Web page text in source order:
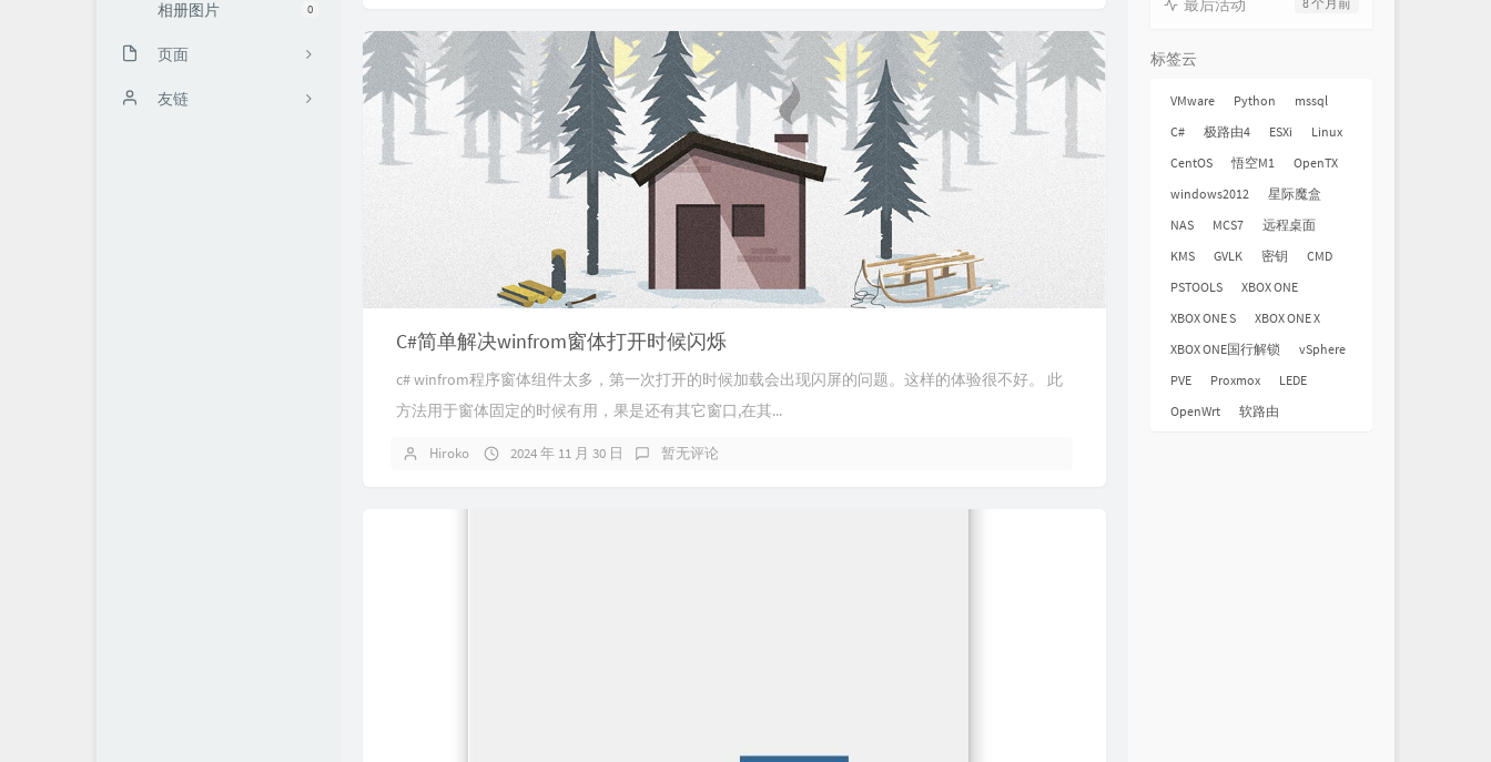
0
相册图片
页面
KMS激活
友链
C#简单解决winfrom窗体打开时候闪烁
c# winfrom程序窗体组件太多，第一次打开的时候加载会出现闪屏的问题。这样的体验很不好。 此
方法用于窗体固定的时候有用，果是还有其它窗口,在其...
Hiroko 2024 年 11 月 30 日 暂无评论
最后活动
标签云
VMware Python
mssql
C#
极路由4 ESXi
Linux
CentOS
悟空M1
OpenTX
windows2012
星际魔盒
NAS
MCS7
远程桌面
KMS
GVLK 密钥
CMD
PSTOOLS
XBOX ONE
XBOX ONE S
XBOX ONE X
XBOX ONE国行解锁
vSphere
PVE
Proxmox
LEDE
OpenWrt
软路由